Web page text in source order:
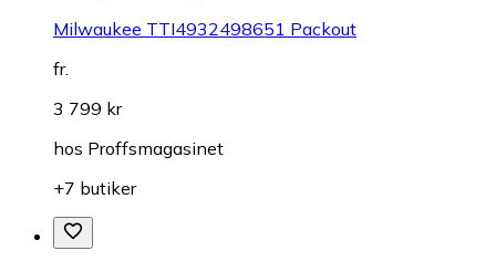
Milwaukee TTI4932498651 Packout
fr.
3 799 kr
hos Proffsmagasinet
+7 butiker